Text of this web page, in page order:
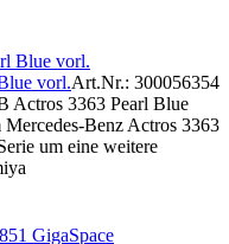
vorl.Art.Nr.: 300056354
Actros 3363 Pearl Blue
Benz Actros 3363
um eine weitere